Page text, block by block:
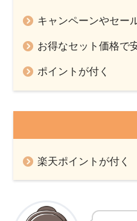
キャンペーンやセー
お得なセット価格で
ポイントが付く
楽天ポイントが付く